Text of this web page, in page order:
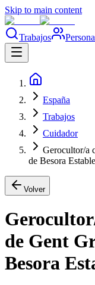
Skip to main content
Trabajos
España
Trabajos
Cuidador
Gerocultor/a
de Besora Estable
Volver
de Gent
Besora